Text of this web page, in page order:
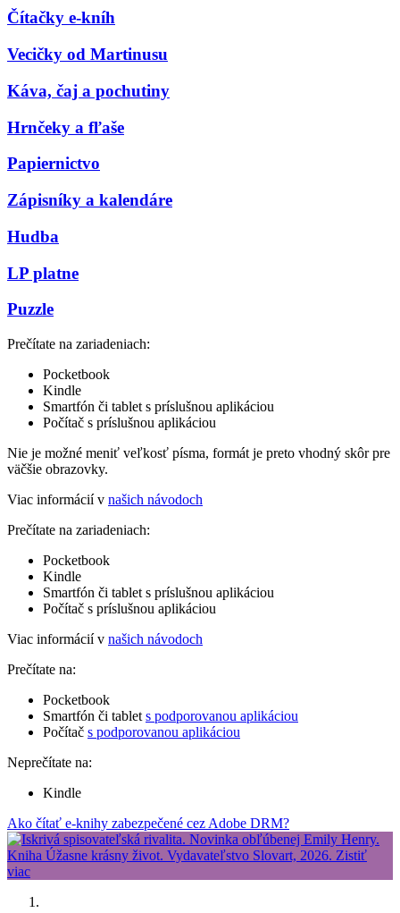
Čítačky e-kníh
Vecičky od Martinusu
Káva, čaj a pochutiny
Hrnčeky a fľaše
Papiernictvo
Zápisníky a kalendáre
Hudba
LP platne
Puzzle
Prečítate na zariadeniach:
Pocketbook
Kindle
Smartfón či tablet s príslušnou aplikáciou
Počítač s príslušnou aplikáciou
Nie je možné meniť veľkosť písma, formát je preto vhodný skôr pre
väčšie obrazovky.
Viac informácií v našich návodoch
Prečítate na zariadeniach:
Pocketbook
Kindle
Smartfón či tablet s príslušnou aplikáciou
Počítač s príslušnou aplikáciou
Viac informácií v našich návodoch
Prečítate na:
Pocketbook
Smartfón či tablet s podporovanou aplikáciou
Počítač s podporovanou aplikáciou
Neprečítate na:
Kindle
Ako čítať e-knihy zabezpečené cez Adobe DRM?